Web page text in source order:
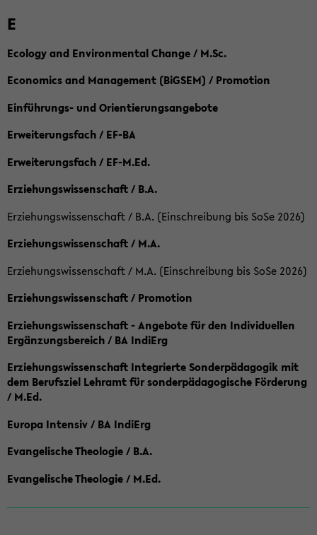
E
Ecology and Environmental Change / M.Sc.
Economics and Management (BiGSEM) / Promotion
Einführungs- und Orientierungsangebote
Erweiterungsfach / EF-BA
Erweiterungsfach / EF-M.Ed.
Erziehungswissenschaft / B.A.
Erziehungswissenschaft / B.A. (Einschreibung bis SoSe 2026)
Erziehungswissenschaft / M.A.
Erziehungswissenschaft / M.A. (Einschreibung bis SoSe 2026)
Erziehungswissenschaft / Promotion
Erziehungswissenschaft - Angebote für den Individuellen
Ergänzungsbereich / BA IndiErg
Erziehungswissenschaft Integrierte Sonderpädagogik mit
dem Berufsziel Lehramt für sonderpädagogische Förderung
/ M.Ed.
Europa Intensiv / BA IndiErg
Evangelische Theologie / B.A.
Evangelische Theologie / M.Ed.